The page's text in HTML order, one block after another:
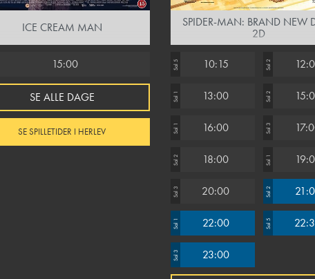
ICE CREAM MAN
15:00
SE ALLE DAGE
SE SPILLETIDER I HERLEV
SPIDER-MAN: BRAND NEW
2D
Sal 5 10:15 Sal 2
Sal 1 13:00 Sal 2
Sal 1 16:00 Sal 3
Sal 2 18:00 Sal 1
Sal 3 20:00 Sal 2
Sal 1 22:00 Sal 5
Sal 3 23:00